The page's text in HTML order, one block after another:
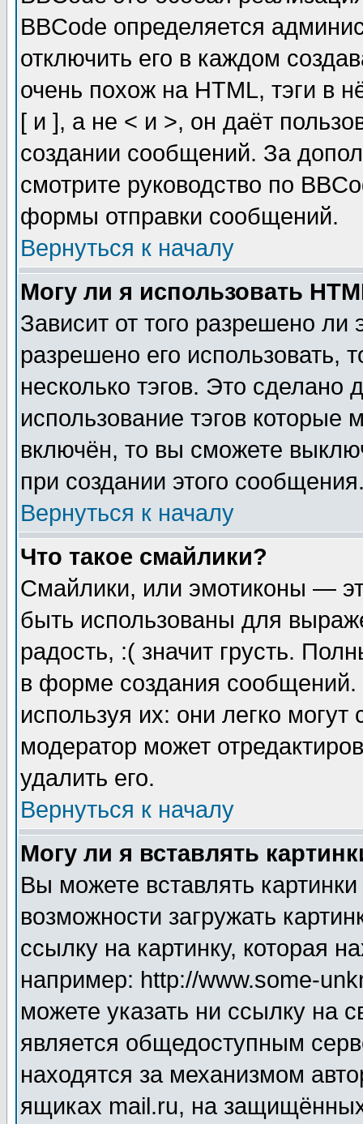
BBCode определяется
отключить его в каждом
очень похож на HTML, тэги в
[ и ], а не < и >, он даёт
создании сообщений. За
смотрите руководство по
формы отправки сообщений.
Вернуться к началу
Могу ли я использовать
Зависит от того разрешено
разрешено его использовать,
несколько тэгов. Это сделано
использование тэгов
включён, то вы сможете
при создании этого
Вернуться к началу
Что такое смайлики?
Смайлики, или эмотиконы —
быть использованы для
радость, :( значит грусть.
в форме создания сообщений.
используя их: они легко
модератор может
удалить его.
Вернуться к началу
Могу ли я вставлять
Вы можете вставлять
возможности загружать
ссылку на картинку, которая
например: http://www.some-
можете указать ни ссылку на
является общедоступным
находятся за механизмом
ящиках mail.ru, на